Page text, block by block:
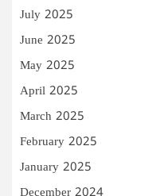
July 2025
June 2025
May 2025
April 2025
March 2025
February 2025
January 2025
December 2024